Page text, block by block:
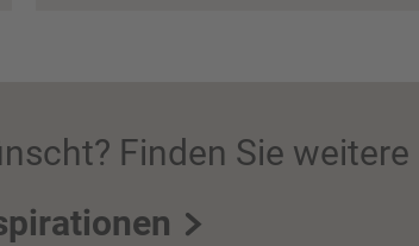
Finden Sie weitere